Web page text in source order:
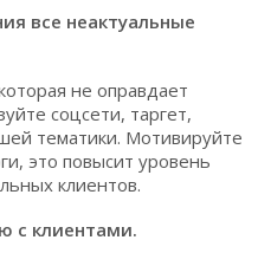
все неактуальные
не оправдает
соцсети, таргет,
тематики. Мотивируйте
это повысит уровень
клиентов.
с клиентами.